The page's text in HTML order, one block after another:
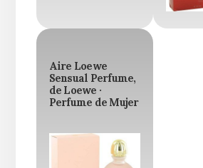
Aire Loewe
Sensual Perfume,
de Loewe ·
Perfume de Mujer